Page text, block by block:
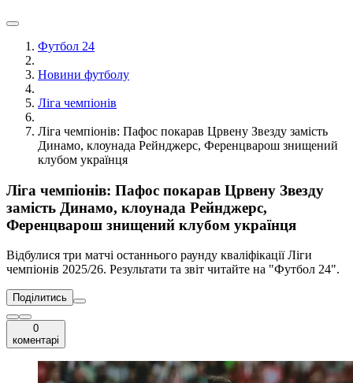
Футбол 24
Новини футболу
Ліга чемпіонів
Ліга чемпіонів: Пафос покарав Црвену Звезду замість
Динамо, клоунада Рейнджерс, Ференцварош знищений
клубом українця
Ліга чемпіонів: Пафос покарав Црвену Звезду
замість Динамо, клоунада Рейнджерс,
Ференцварош знищений клубом українця
Відбулися три матчі останнього раунду кваліфікації Ліги
чемпіонів 2025/26. Результати та звіт читайте на "Футбол 24".
Поділитись
0
коментарі